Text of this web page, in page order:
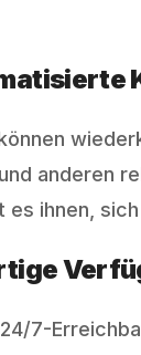
anderen
es ihnen,
7-